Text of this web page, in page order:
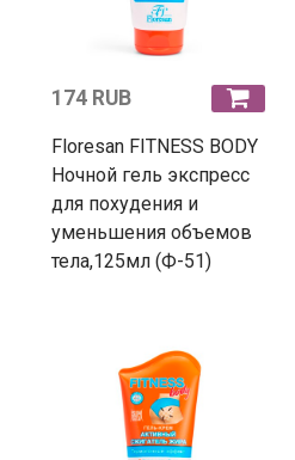
174 RUB
Floresan FITNESS BODY
Ночной гель экспресс
для похудения и
уменьшения объемов
тела,125мл (Ф-51)